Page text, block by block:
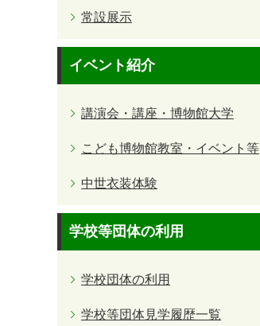
常設展示
イベント紹介
講演会・講座・博物館大学
こども博物館教室・イベント等
中世衣装体験
学校等団体の利用
学校団体の利用
学校等団体見学履歴一覧